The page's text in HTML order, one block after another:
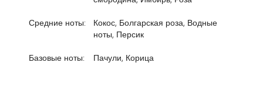
Средние ноты:
Кокос, Болгарская роза, Водные
ноты, Персик
Базовые ноты: Пачули, Корица